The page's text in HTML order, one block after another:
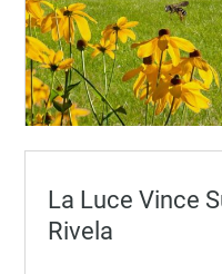
La Luce Vince
Rivela